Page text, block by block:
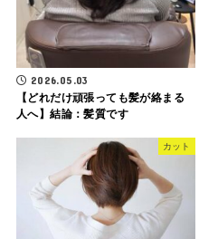
2026.05.03
【どれだけ頑張っても髪が絡まる
人へ】結論：髪質です
カット